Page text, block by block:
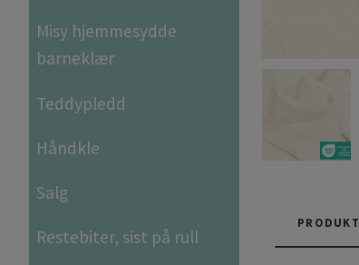
Misy hjemmesydde
barneklær
Teddypledd
Håndkle
Salg
Restebiter, sist på rull